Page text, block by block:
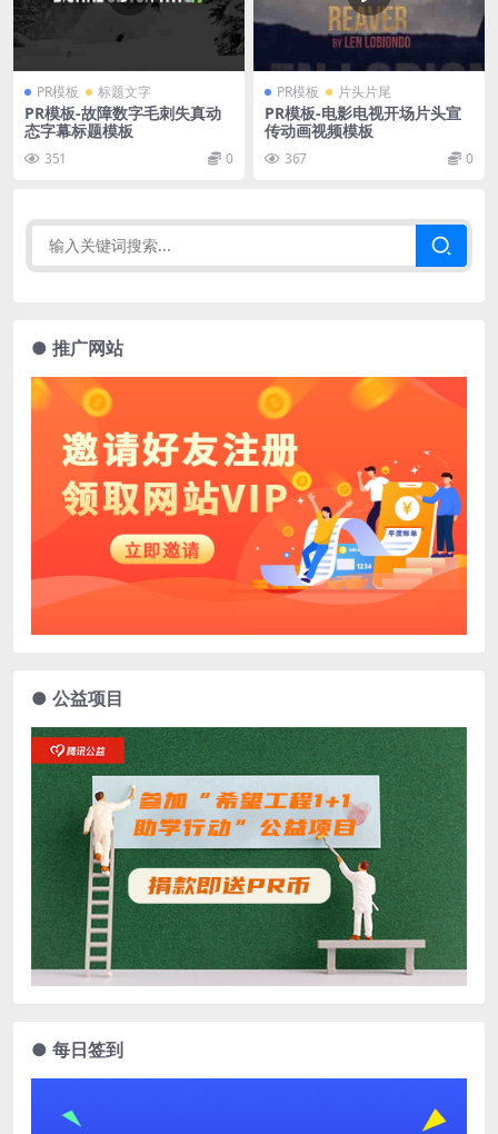
PR模板 标题文字
PR模板-故障数字毛刺失真动
态字幕标题模板
351 0
PR模板 片头片尾
PR模板-电影电视开场片头宣
传动画视频模板
367 0
● 推广网站
● 公益项目
● 每日签到